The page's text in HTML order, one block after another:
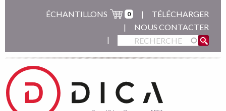
ÉCHANTILLONS 0
TÉLÉCHARGER
NOUS CONTACTER